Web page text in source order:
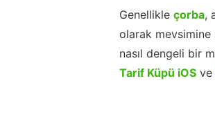
Genellikle çorba,
olarak mevsimine
nasıl dengeli bir
Tarif Küpü iOS ve